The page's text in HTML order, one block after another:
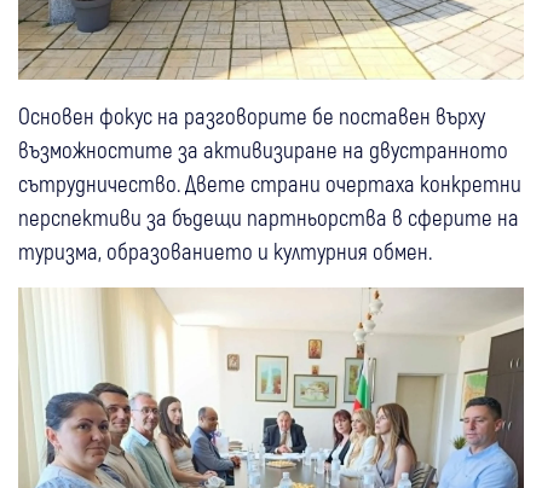
Основен фокус на разговорите бе поставен върху
възможностите за активизиране на двустранното
сътрудничество. Двете страни очертаха конкретни
перспективи за бъдещи партньорства в сферите на
туризма, образованието и културния обмен.